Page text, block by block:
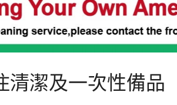
清潔及一次性備品